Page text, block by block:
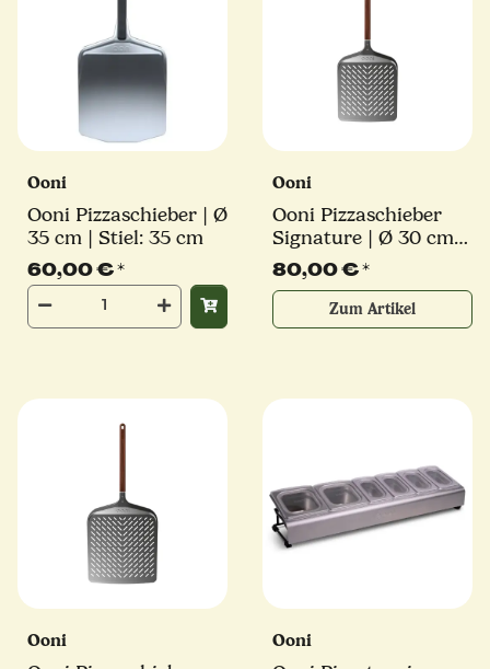
Ooni
Ooni Pizzaschieber | Ø
35 cm | Stiel: 35 cm
60,00 €*
Ooni
Ooni Pizzaschieber
Signature | Ø 30 cm |
perforiert | für Koda
12, Koda 2, Karu 12,
Karu 2, Volt 2 und
Koda 2 Max
80,00 €*
Zum Artikel
Ooni Ooni